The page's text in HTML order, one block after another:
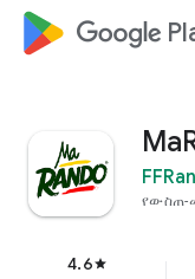
google_logo
የውስጠ-
4.6star